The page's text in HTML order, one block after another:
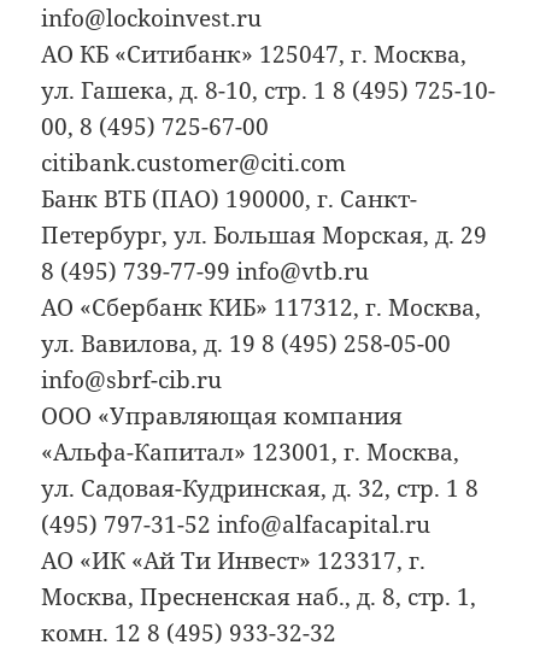
info@lockoinvest.ru
АО КБ «Ситибанк» 125047, г. Москва,
ул. Гашека, д. 8-10, стр. 1 8 (495) 725-10-
00, 8 (495) 725-67-00
citibank.customer@citi.com
Банк ВТБ (ПАО) 190000, г. Санкт-
Петербург, ул. Большая Морская, д. 29
8 (495) 739-77-99 info@vtb.ru
АО «Сбербанк КИБ» 117312, г. Москва,
ул. Вавилова, д. 19 8 (495) 258-05-00
info@sbrf-cib.ru
ООО «Управляющая компания
«Альфа-Капитал» 123001, г. Москва,
ул. Садовая-Кудринская, д. 32, стр. 1 8
(495) 797-31-52 info@alfacapital.ru
АО «ИК «Ай Ти Инвест» 123317, г.
Москва, Пресненская наб., д. 8, стр. 1,
комн. 12 8 (495) 933-32-32